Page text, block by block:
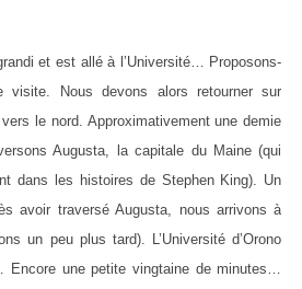
et est allé à l’Université… Proposons-
visite. Nous devons alors retourner sur
vers le nord. Approximativement une demie
Augusta, la capitale du Maine (qui
dans les histoires de Stephen King). Un
avoir traversé Augusta, nous arrivons à
un peu plus tard). L’Université d’Orono
Encore une petite vingtaine de minutes…